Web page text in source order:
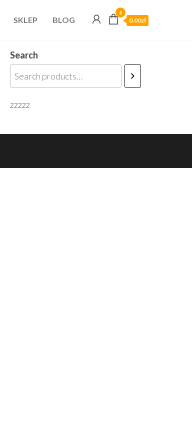
SKLEP BLOG
0
0.00zł
Search
zzzzz